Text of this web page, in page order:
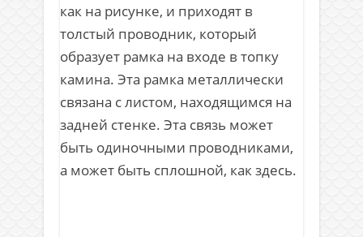
как на рисунке, и приходят в
толстый проводник, который
образует рамка на входе в топку
камина. Эта рамка металлически
связана с листом, находящимся на
задней стенке. Эта связь может
быть одиночными проводниками,
а может быть сплошной, как здесь.